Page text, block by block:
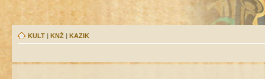
KULT | KNŻ | KAZIK